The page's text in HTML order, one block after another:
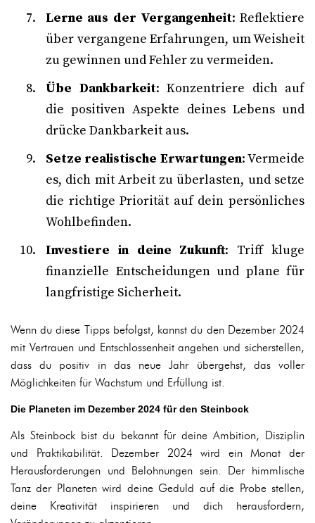
Lerne aus der Vergangenheit: Reflektiere
über vergangene Erfahrungen, um Weisheit
zu gewinnen und Fehler zu vermeiden.
Übe Dankbarkeit: Konzentriere dich auf
die positiven Aspekte deines Lebens und
drücke Dankbarkeit aus.
Setze realistische Erwartungen: Vermeide
es, dich mit Arbeit zu überlasten, und setze
die richtige Priorität auf dein persönliches
Wohlbefinden.
Investiere in deine Zukunft: Triff kluge
finanzielle Entscheidungen und plane für
langfristige Sicherheit.
Wenn du diese Tipps befolgst, kannst du den Dezember 2024
mit Vertrauen und Entschlossenheit angehen und sicherstellen,
dass du positiv in das neue Jahr übergehst, das voller
Möglichkeiten für Wachstum und Erfüllung ist.
Die Planeten im Dezember 2024 für den Steinbock
Als Steinbock bist du bekannt für deine Ambition, Disziplin
und Praktikabilität. Dezember 2024 wird ein Monat der
Herausforderungen und Belohnungen sein. Der himmlische
Tanz der Planeten wird deine Geduld auf die Probe stellen,
deine Kreativität inspirieren und dich herausfordern,